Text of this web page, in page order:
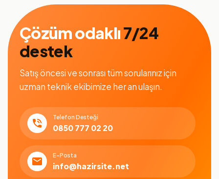
Çözüm odaklı7/24
destek
Satış öncesi ve sonrası tüm sorularınız için
uzman teknik ekibimize her an ulaşın.
Telefon Desteği
0850 777 02 20
E-Posta
info@hazirsite.net